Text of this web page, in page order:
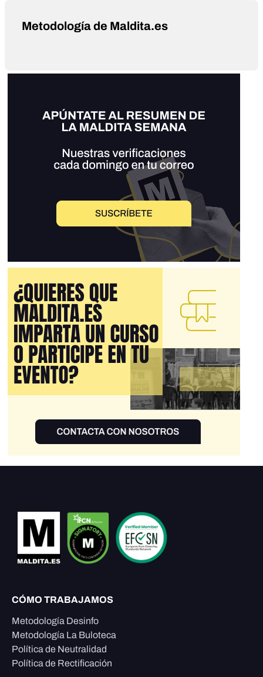
Metodología de Maldita.es
CÓMO TRABAJAMOS
Metodología Desinfo
Metodología La Buloteca
Política de Neutralidad
Política de Rectificación